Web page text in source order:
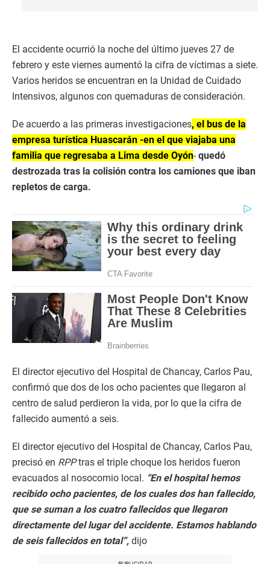
El accidente ocurrió la noche del último jueves 27 de
febrero y este viernes aumentó la cifra de víctimas a siete.
Varios heridos se encuentran en la Unidad de Cuidado
Intensivos, algunos con quemaduras de consideración.
De acuerdo a las primeras investigaciones, el bus de la
empresa turística Huascarán -en el que viajaba una
familia que regresaba a Lima desde Oyón- quedó
destrozada tras la colisión contra los camiones que iban
repletos de carga.
El director ejecutivo del Hospital de Chancay, Carlos Pau,
confirmó que dos de los ocho pacientes que llegaron al
centro de salud perdieron la vida, por lo que la cifra de
fallecido aumentó a seis.
El director ejecutivo del Hospital de Chancay, Carlos Pau,
precisó en RPPtras el triple choque los heridos fueron
evacuados al nosocomio local. “En el hospital hemos
recibido ocho pacientes, de los cuales dos han fallecido,
que se suman a los cuatro fallecidos que llegaron
directamente del lugar del accidente. Estamos hablando
de seis fallecidos en total”, dijo